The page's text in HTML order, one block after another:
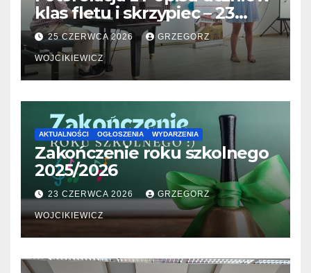
klas fletu i skrzypiec – 23
06.2026
25 CZERWCA 2026 GRZEGORZ
WOJCIKIEWICZ
AKTUALNOŚCI OGŁOSZENIA WYDARZENIA
Zakończenie roku szkolnego
2025/2026
23 CZERWCA 2026 GRZEGORZ
WOJCIKIEWICZ